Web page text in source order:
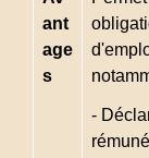
ant
age
s
-